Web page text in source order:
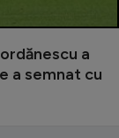
a
a semnat cu